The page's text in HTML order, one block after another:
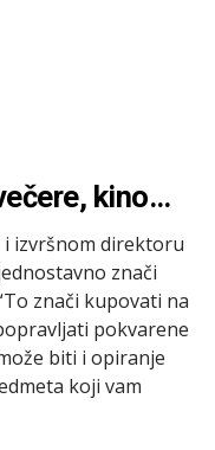
kino…
i izvršnom direktoru
znači
znači kupovati na
pokvarene
biti i opiranje
koji vam